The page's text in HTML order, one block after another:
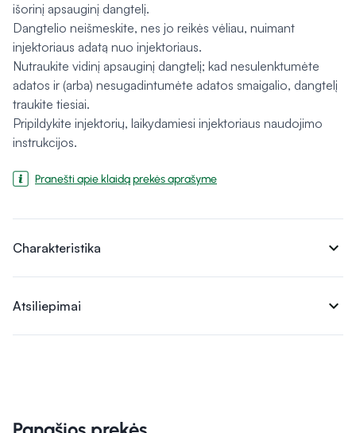
išorinį apsauginį dangtelį.
Dangtelio neišmeskite, nes jo reikės vėliau, nuimant
injektoriaus adatą nuo injektoriaus.
Nutraukite vidinį apsauginį dangtelį; kad nesulenktumėte
adatos ir (arba) nesugadintumėte adatos smaigalio, dangtelį
traukite tiesiai.
Pripildykite injektorių, laikydamiesi injektoriaus naudojimo
instrukcijos.
Pranešti apie klaidą prekės aprašyme
Charakteristika expand_more
Atsiliepimai expand_more